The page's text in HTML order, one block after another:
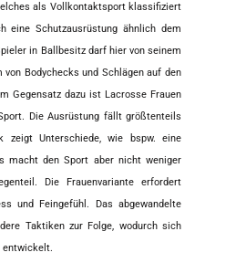
als Vollkontaktsport klassifiziert
eine Schutzausrüstung ähnlich dem
in Ballbesitz darf hier von seinem
Bodychecks und Schlägen auf den
Gegensatz dazu ist Lacrosse Frauen
Die Ausrüstung fällt größtenteils
zeigt Unterschiede, wie bspw. eine
macht den Sport aber nicht weniger
Die Frauenvariante erfordert
und Feingefühl. Das abgewandelte
Taktiken zur Folge, wodurch sich
entwickelt.